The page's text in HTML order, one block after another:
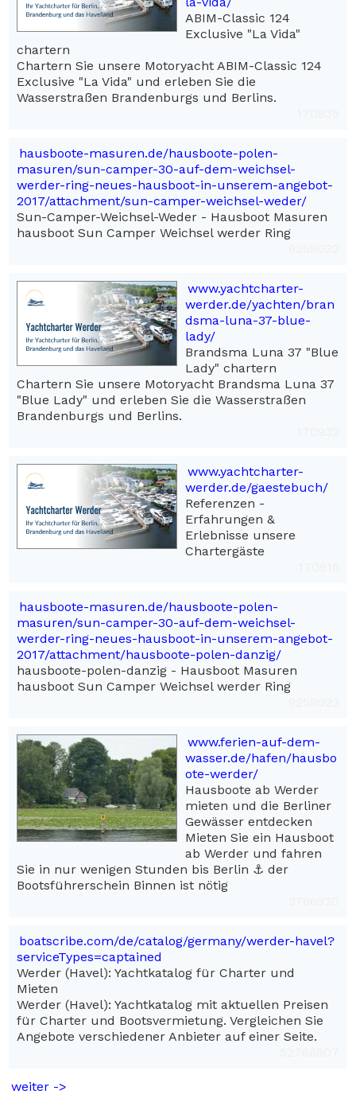
ABIM-Classic 124
Exclusive "La Vida"
chartern
Chartern Sie unsere Motoryacht ABIM-Classic 124
Exclusive "La Vida" und erleben Sie die
Wasserstraßen Brandenburgs und Berlins.
hausboote-masuren.de/hausboote-polen-
masuren/sun-camper-30-auf-dem-weichsel-
werder-ring-neues-hausboot-in-unserem-angebot-
2017/attachment/sun-camper-weichsel-weder/
Sun-Camper-Weichsel-Weder - Hausboot Masuren
hausboot Sun Camper Weichsel werder Ring
www.yachtcharter-
werder.de/yachten/bran
dsma-luna-37-blue-
lady/
Brandsma Luna 37 "Blue
Lady" chartern
Chartern Sie unsere Motoryacht Brandsma Luna 37
"Blue Lady" und erleben Sie die Wasserstraßen
Brandenburgs und Berlins.
www.yachtcharter-
werder.de/gaestebuch/
Referenzen -
Erfahrungen &
Erlebnisse unsere
Chartergäste
hausboote-masuren.de/hausboote-polen-
masuren/sun-camper-30-auf-dem-weichsel-
werder-ring-neues-hausboot-in-unserem-angebot-
2017/attachment/hausboote-polen-danzig/
hausboote-polen-danzig - Hausboot Masuren
hausboot Sun Camper Weichsel werder Ring
www.ferien-auf-dem-
wasser.de/hafen/hausbo
ote-werder/
Hausboote ab Werder
mieten und die Berliner
Gewässer️ entdecken
Mieten Sie ein Hausboot
ab Werder und fahren
Sie in nur wenigen Stunden bis Berlin ⚓ der
Bootsführerschein Binnen ist nötig
boatscribe.com/de/catalog/germany/werder-havel?
serviceTypes=captained
Werder (Havel): Yachtkatalog für Charter und
Mieten
Werder (Havel): Yachtkatalog mit aktuellen Preisen
für Charter und Bootsvermietung. Vergleichen Sie
Angebote verschiedener Anbieter auf einer Seite.
weiter ->